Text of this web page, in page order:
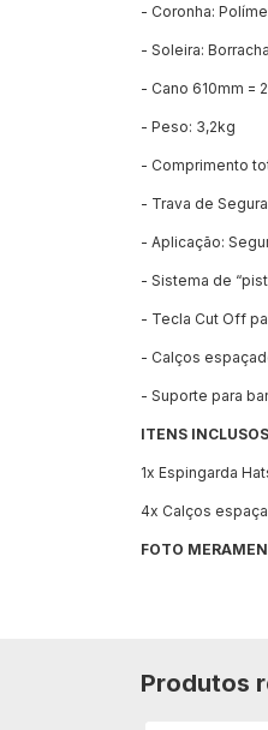
- Coronha:
- Soleira: Borracha
- Cano 610mm =
- Peso: 3,2kg
- Comprimento
- Trava de
- Aplicação:
- Sistema de
- Tecla Cut Off
- Calços
- Suporte para
ITENS
1x Espingarda
4x Calços
FOTO
Produtos